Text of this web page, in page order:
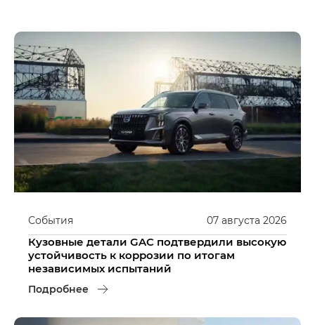
07 августа 2026
События
Кузовные детали GAC подтвердили высокую
устойчивость к коррозии по итогам
независимых испытаний
Подробнее